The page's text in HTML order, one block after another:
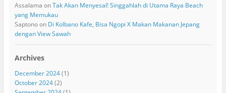
Assalama onTak Akan Menyesal! Singgahlah di Utama Raya Beach
yang Memukau
Saptonoon Di Kolbano Kafe, Bisa Ngopi X Makan Makanan Jepang
dengan View Sawah
Archives
December 2024(1)
October 2024(2)